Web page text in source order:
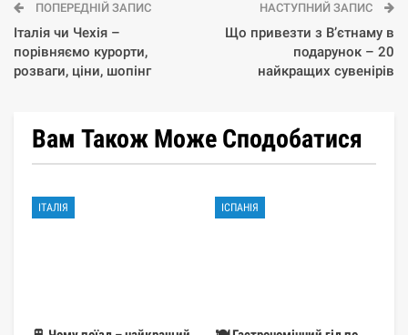
ПОПЕРЕДНІЙ ЗАПИС
Італія чи Чехія –
порівняємо курорти,
розваги, ціни, шопінг
НАСТУПНИЙ ЗАПИС
Що привезти з В’єтнаму в
подарунок – 20
найкращих сувенірів
Вам Також Може Сподобатися
ІТАЛІЯ ІСПАНІЯ